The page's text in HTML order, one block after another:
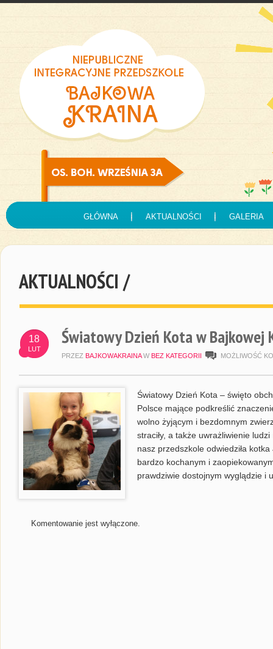
GŁÓWNA AKTUALNOŚCI GALERIA
AKTUALNOŚCI /
18
LUT
Światowy Dzień Kota w Bajkowej
PRZEZ BAJKOWAKRAINA W BEZ KATEGORII MOŻLIWOŚĆ
Światowy Dzień Kota – święto
Polsce mające podkreślić
wolno żyjącym i bezdomnym
straciły, a także uwrażliwienie
nasz przedszkole odwiedziła
bardzo kochanym i
prawdziwie dostojnym wyglądzie i
Komentowanie jest wyłączone.